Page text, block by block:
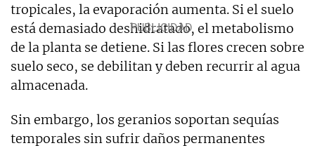
tropicales, la evaporación aumenta. Si el suelo
está demasiado deshidratado, el metabolismo
de la planta se detiene. Si las flores crecen sobre
suelo seco, se debilitan y deben recurrir al agua
almacenada.
Sin embargo, los geranios soportan sequías
temporales sin sufrir daños permanentes